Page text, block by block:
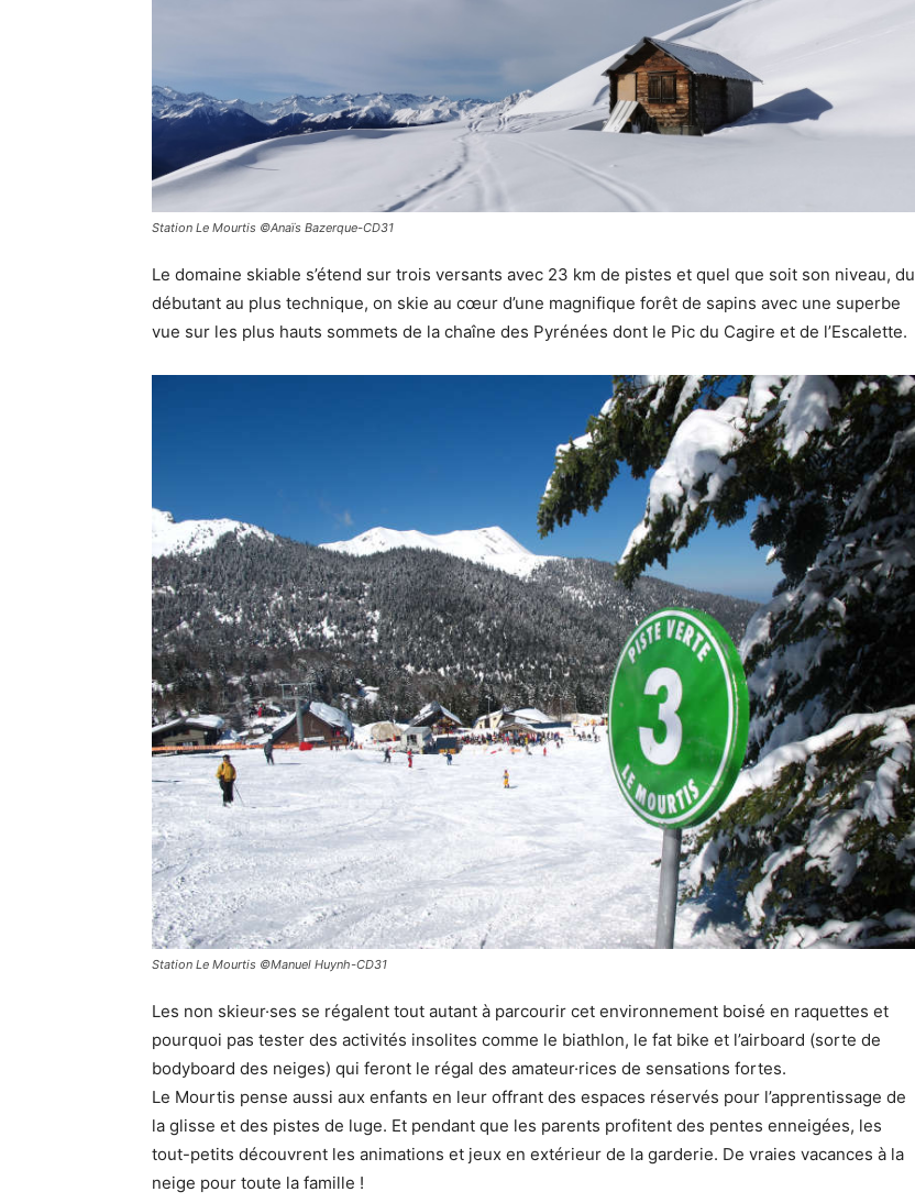
Station Le Mourtis ©Anaïs Bazerque-CD31
Le domaine skiable s’étend sur trois versants avec 23 km de pistes et quel que soit son niveau, du
débutant au plus technique, on skie au cœur d’une magnifique forêt de sapins avec une superbe
vue sur les plus hauts sommets de la chaîne des Pyrénées dont le Pic du Cagire et de l’Escalette.
Station Le Mourtis ©Manuel Huynh-CD31
Les non skieur·ses se régalent tout autant à parcourir cet environnement boisé en raquettes et
pourquoi pas tester des activités insolites comme le biathlon, le fat bike et l’airboard (sorte de
bodyboard des neiges) qui feront le régal des amateur·rices de sensations fortes.
Le Mourtis pense aussi aux enfants en leur offrant des espaces réservés pour l’apprentissage de
la glisse et des pistes de luge. Et pendant que les parents profitent des pentes enneigées, les
tout-petits découvrent les animations et jeux en extérieur de la garderie. De vraies vacances à la
neige pour toute la famille !